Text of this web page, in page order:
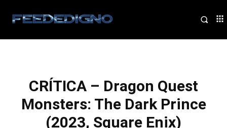
CRÍTICA – Dragon Quest
Monsters: The Dark Prince
(2023, Square Enix)